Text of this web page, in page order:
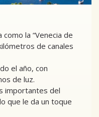
la “Venecia de
de canales
el año, con
de luz.
importantes del
que le da un toque